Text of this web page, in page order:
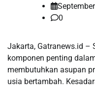
0
Jakarta, Gatranews.id –
komponen penting
membutuhkan asupan
usia bertambah.